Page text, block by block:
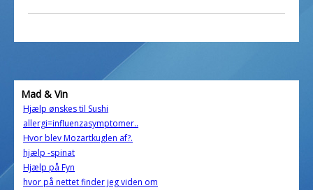
Mad & Vin
Hjælp ønskes til Sushi
allergi=influenzasymptomer..
Hvor blev Mozartkuglen af?.
hjælp -spinat
Hjælp på Fyn
hvor på nettet finder jeg viden om